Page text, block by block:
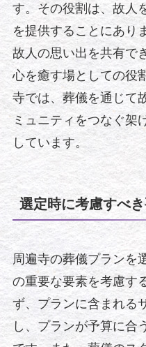
す。その役割は、故人
を提供することにあり
故人の思い出を共有で
心を癒す場としての役
寺では、葬儀を通じて
ミュニティをつなぐ架
しています。
選定時に考慮すべ
周遍寺の葬儀プランを
の重要な要素を考慮す
ず、プランに含まれる
し、プランが予算に合